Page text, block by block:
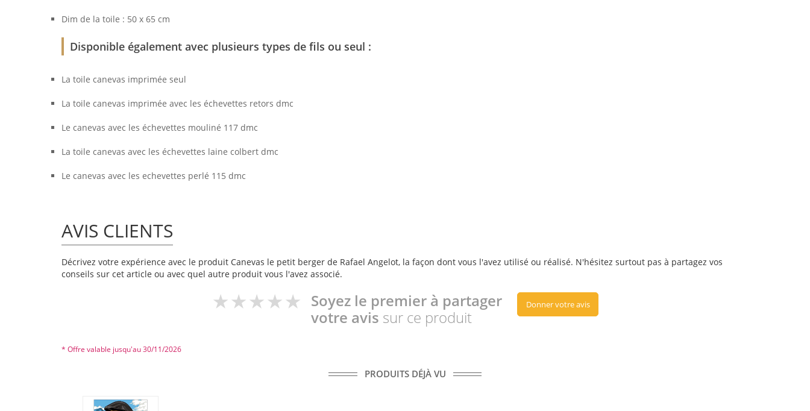
Dim de la toile : 50 x 65 cm
Disponible également avec plusieurs types de fils ou seul :
La toile canevas imprimée seul
La toile canevas imprimée avec les échevettes retors dmc
Le canevas avec les échevettes mouliné 117 dmc
La toile canevas avec les échevettes laine colbert dmc
Le canevas avec les echevettes perlé 115 dmc
AVIS CLIENTS
Décrivez votre expérience avec le produit Canevas le petit berger de Rafael Angelot, la façon dont vous l'avez utilisé ou réalisé. N'hésitez surtout pas à partagez vos
conseils sur cet article ou avec quel autre produit vous l'avez associé.
Soyez le premier à partager
votre avis sur ce produit
Donner votre avis
* Offre valable jusqu'au 30/11/2026
PRODUITS DÉJÀ VU